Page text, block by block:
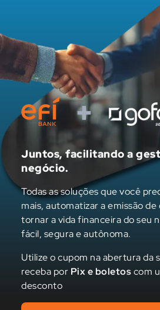
Juntos, facilitando a
negócio.
Todas as soluções que você
mais, automatizar a emissão de
tornar a vida financeira do seu
fácil, segura e autônoma.
Utilize o cupom na abertura da
receba por Pix e boletoscom
desconto